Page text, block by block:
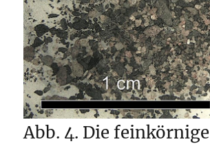
Abb. 4. Die